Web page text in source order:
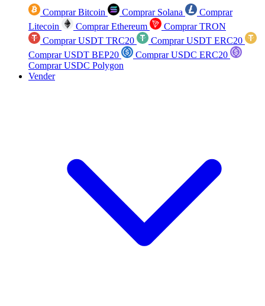
Comprar Bitcoin Comprar Solana
Comprar
Litecoin
Comprar Ethereum
Comprar TRON
Comprar USDT TRC20
Comprar USDT ERC20
Comprar USDT BEP20
Comprar USDC ERC20
Comprar USDC Polygon
Vender